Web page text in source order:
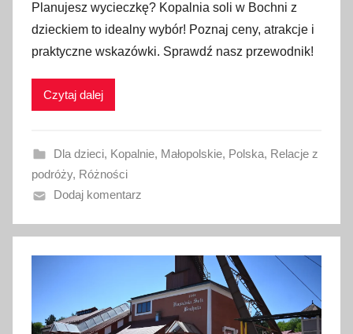
u
b
l
i
a
n
o
3
m
a
Planujesz wycieczkę? Kopalnia soli w Bochni z
dzieckiem to idealny wybór! Poznaj ceny, atrakcje i
praktyczne wskazówki. Sprawdź nasz przewodnik!
Czytaj dalej
Dla dzieci, Kopalnie, Małopolskie, Polska, Relacje z
podróży, Różności
Dodaj komentarz